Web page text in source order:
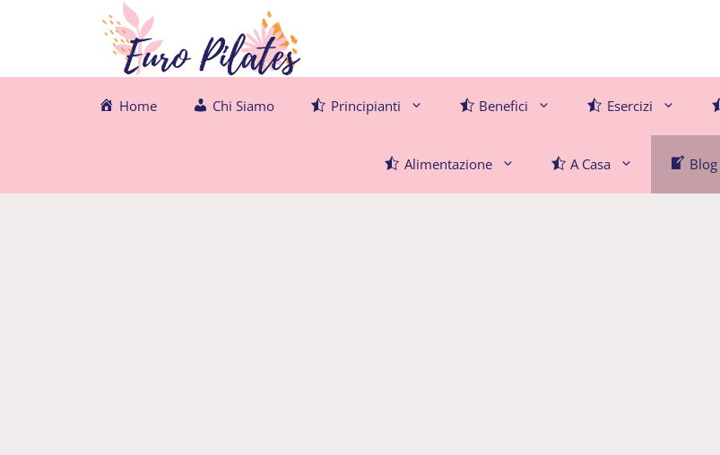
Home Chi Siamo Principianti Benefici Esercizi
Alimentazione A Casa Blog